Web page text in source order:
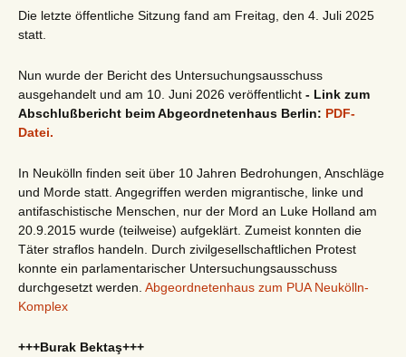
Die letzte öffentliche Sitzung fand am Freitag, den 4. Juli 2025
statt.
Nun wurde der Bericht des Untersuchungsausschuss
ausgehandelt und am 10. Juni 2026 veröffentlicht - Link zum
Abschlußbericht beim Abgeordnetenhaus Berlin: PDF-
Datei.
In Neukölln finden seit über 10 Jahren Bedrohungen, Anschläge
und Morde statt. Angegriffen werden migrantische, linke und
antifaschistische Menschen, nur der Mord an Luke Holland am
20.9.2015 wurde (teilweise) aufgeklärt. Zumeist konnten die
Täter straflos handeln. Durch zivilgesellschaftlichen Protest
konnte ein parlamentarischer Untersuchungsausschuss
durchgesetzt werden. Abgeordnetenhaus zum PUA Neukölln-
Komplex
+++Burak Bektaş+++